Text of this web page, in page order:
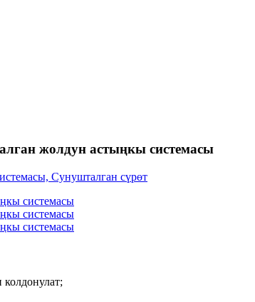
жолдун астыңкы системасы